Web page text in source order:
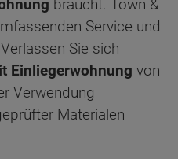
braucht. Town &
Service und
Sie sich
Einliegerwohnung von
Verwendung
Materialen